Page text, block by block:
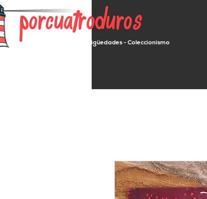
porcuatroduros
Segunda mano - Antigüedades - Coleccionismo